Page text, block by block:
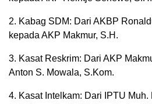
2. Kabag SDM: Dari AKBP
kepada AKP Makmur, S.H.
3. Kasat Reskrim: Dari AKP
Anton S. Mowala, S.Kom.
4. Kasat Intelkam: Dari IPTU